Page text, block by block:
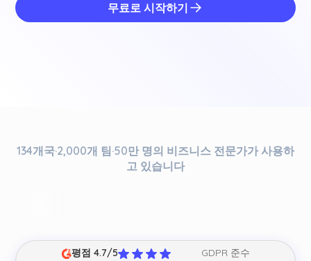
무료로 시작하기
134개국·2,000개 팀·50만 명의 비즈니스 전문가가 사용하
고 있습니다
평점 4.7/5
GDPR 준수